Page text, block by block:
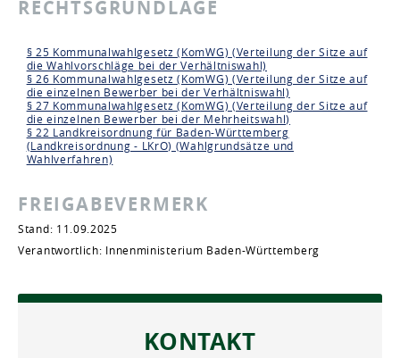
RECHTSGRUNDLAGE
§ 25 Kommunalwahlgesetz (KomWG) (Verteilung der Sitze auf
die Wahlvorschläge bei der Verhältniswahl)
§ 26 Kommunalwahlgesetz (KomWG) (Verteilung der Sitze auf
die einzelnen Bewerber bei der Verhältniswahl)
§ 27 Kommunalwahlgesetz (KomWG) (Verteilung der Sitze auf
die einzelnen Bewerber bei der Mehrheitswahl)
§ 22 Landkreisordnung für Baden-Württemberg
(Landkreisordnung - LKrO) (Wahlgrundsätze und
Wahlverfahren)
FREIGABEVERMERK
Stand: 11.09.2025
Verantwortlich: Innenministerium Baden-Württemberg
KONTAKT